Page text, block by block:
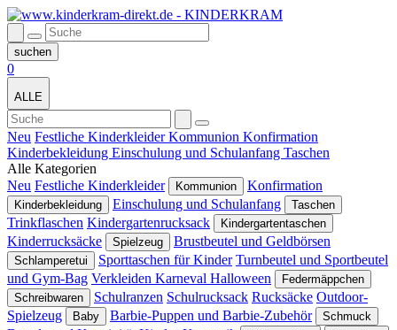
0
ALLE
Neu Festliche KinderkleiderKommunion Konfirmation
Kinderbekleidung Einschulung und Schulanfang Taschen
Alle Kategorien
Neu Festliche Kinderkleider Kommunion Konfirmation
Kinderbekleidung Einschulung und Schulanfang Taschen
Trinkflaschen Kindergartenrucksack Kindergartentaschen
Kinderrucksäcke Spielzeug Brustbeutel und Geldbörsen
Schlamperetui Sporttaschen für Kinder Turnbeutel und Sportbeutel
und Gym-Bag Verkleiden Karneval Halloween
Federmäppchen
Schreibwaren
Schulranzen Schulrucksack Rucksäcke Outdoor-
Spielzeug
Baby Barbie-Puppen und Barbie-Zubehör Schmuck